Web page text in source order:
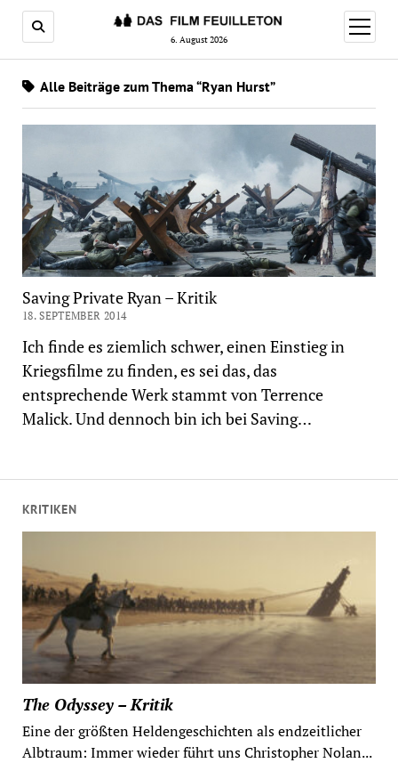
6. August 2026
Menü
öffnen
KRITIKEN
The Odyssey – Kritik
Eine der größten Heldengeschichten als endzeitlicher
Albtraum: Immer wieder führt uns Christopher Nolan...
Alle Beiträge zum Thema “Ryan Hurst”
Saving Private Ryan – Kritik
18. SEPTEMBER 2014
Ich finde es ziemlich schwer, einen Einstieg in
Kriegsfilme zu finden, es sei das, das
entsprechende Werk stammt von Terrence
Malick. Und dennoch bin ich bei Saving…